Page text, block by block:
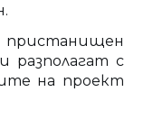
пристанищен
разполагат с
на проект